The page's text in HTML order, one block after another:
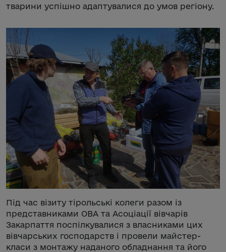
тварини успішно адаптувалися до умов регіону.
Під час візиту тірольські колеги разом із
представниками ОВА та Асоціації вівчарів
Закарпаття поспілкувалися з власниками цих
вівчарських господарств і провели майстер-
класи з монтажу наданого обладнання та його